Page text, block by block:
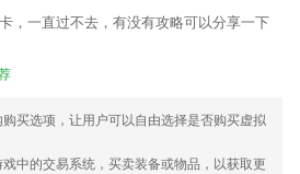
，一直过不去，有没有攻略可以分享一下
购买选项，让用户可以自由选择是否购买虚拟
戏中的交易系统，买卖装备或物品，以获取更